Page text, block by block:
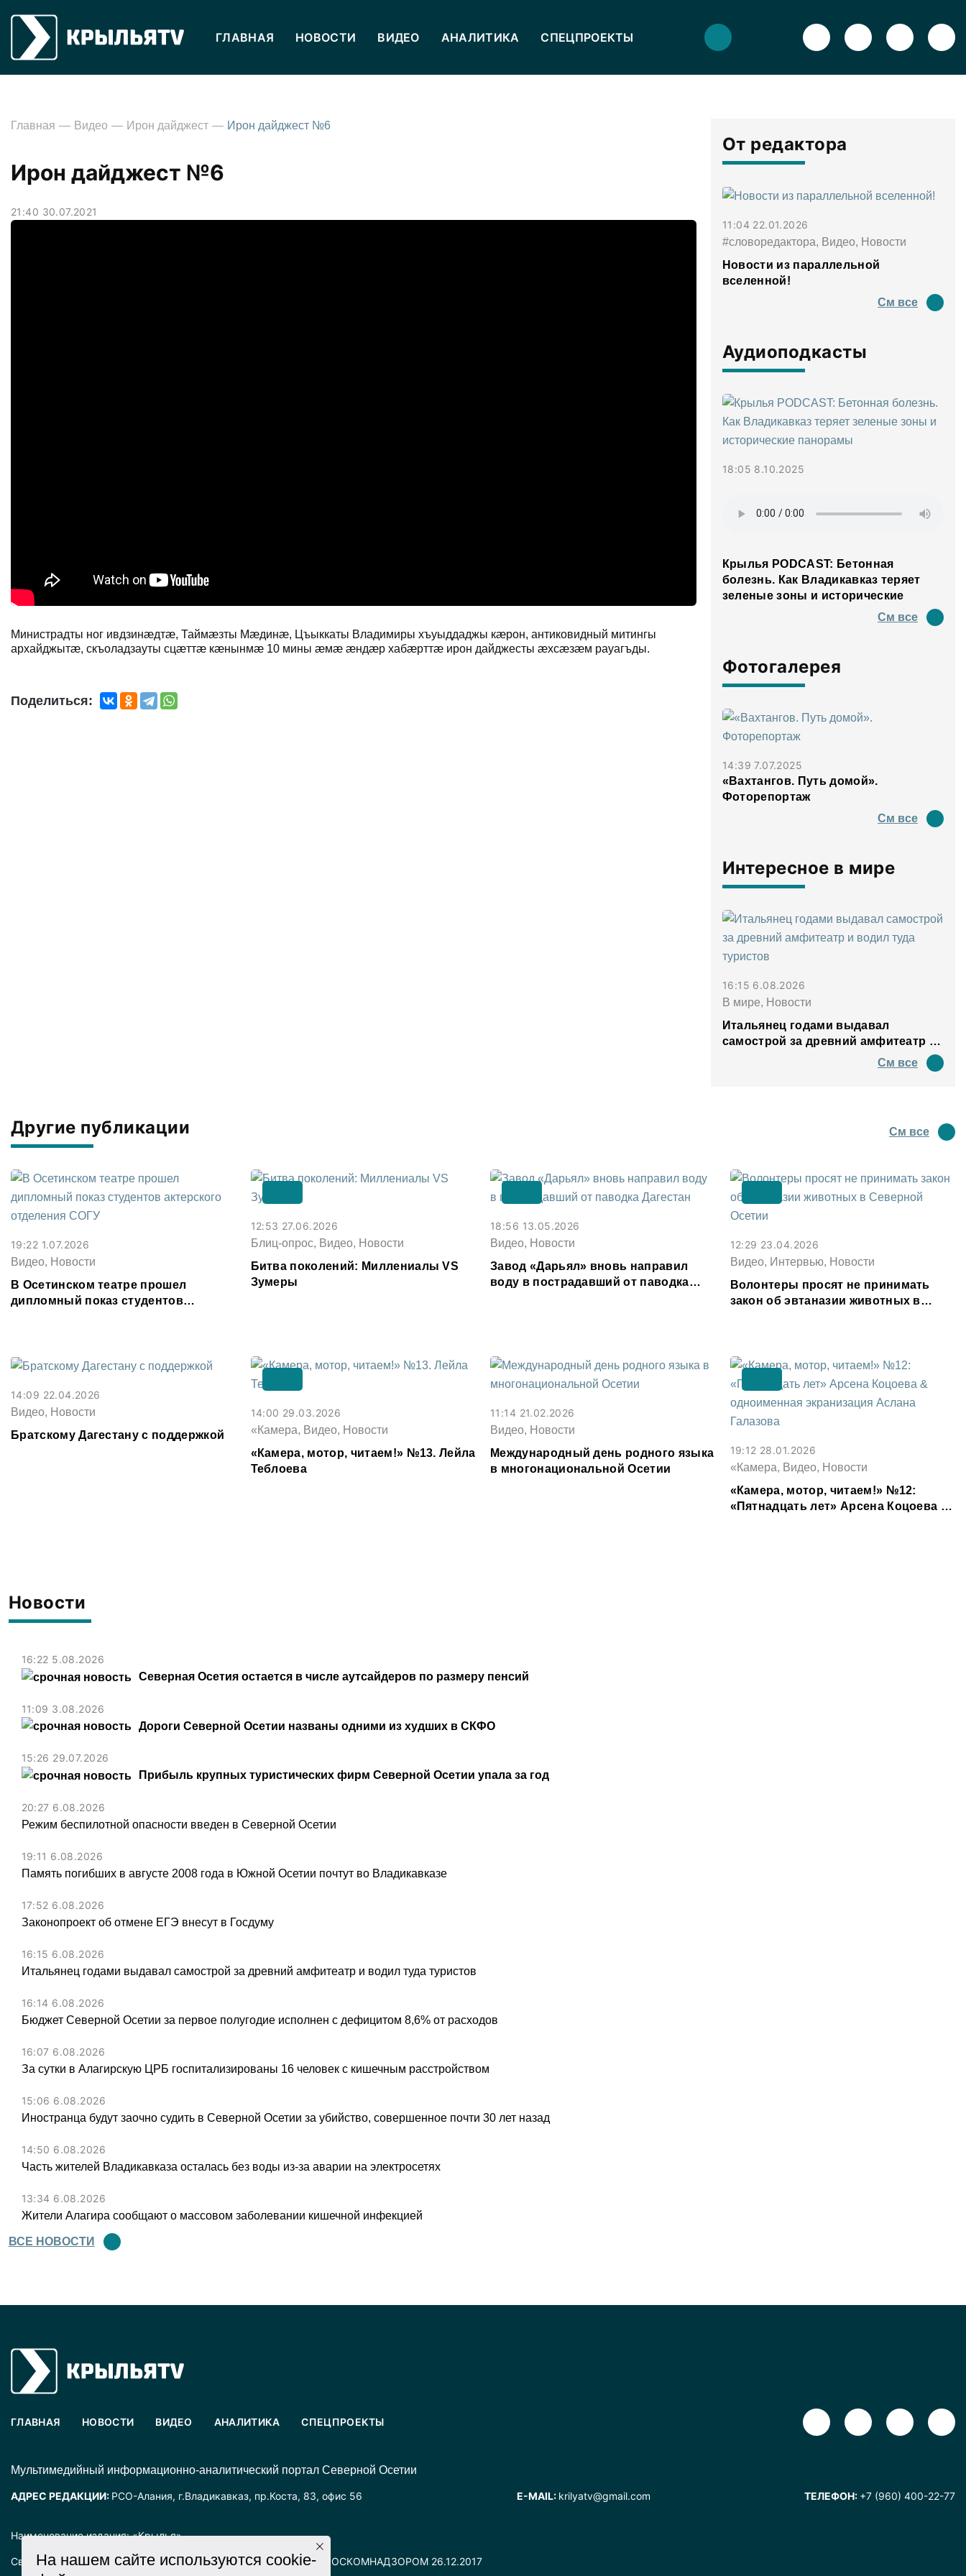
ГЛАВНАЯ НОВОСТИ ВИДЕО АНАЛИТИКА СПЕЦПРОЕКТЫ
Новости
16:22 5.08.2026
Северная Осетия остается в числе аутсайдеров по размеру пенсий
11:09 3.08.2026
Дороги Северной Осетии названы одними из худших в СКФО
15:26 29.07.2026
Прибыль крупных туристических фирм Северной Осетии упала за год
20:27 6.08.2026
Режим беспилотной опасности введен в Северной Осетии
19:11 6.08.2026
Память погибших в августе 2008 года в Южной Осетии почтут во Владикавказе
17:52 6.08.2026
Законопроект об отмене ЕГЭ внесут в Госдуму
16:15 6.08.2026
Итальянец годами выдавал самострой за древний амфитеатр и водил туда туристов
16:14 6.08.2026
Бюджет Северной Осетии за первое полугодие исполнен с дефицитом 8,6% от расходов
16:07 6.08.2026
За сутки в Алагирскую ЦРБ госпитализированы 16 человек с кишечным расстройством
15:06 6.08.2026
Иностранца будут заочно судить в Северной Осетии за убийство, совершенное почти 30 лет назад
14:50 6.08.2026
Часть жителей Владикавказа осталась без воды из-за аварии на электросетях
13:34 6.08.2026
Жители Алагира сообщают о массовом заболевании кишечной инфекцией
ВСЕ НОВОСТИ
Главная Видео Ирон дайджест Ирон дайджест №6
Ирон дайджест №6
21:40 30.07.2021
Министрадты ног ивдзинæдтæ, Таймæзты Мæдинæ, Цъыккаты Владимиры хъуыддаджы кæрон, антиковидный митингы
архайджытæ, скъоладзауты сцæттæ кæнынмæ 10 мины æмæ æндæр хабæрттæ ирон дайджесты æхсæзæм рауагъды.
Поделиться:
От редактора
11:04 22.01.2026
#словоредактора, Видео, Новости
Новости из параллельной
вселенной!
См все
Аудиоподкасты
18:05 8.10.2025
Крылья PODCAST: Бетонная
болезнь. Как Владикавказ теряет
зеленые зоны и исторические
См все
Фотогалерея
14:39 7.07.2025
«Вахтангов. Путь домой».
Фоторепортаж
См все
Интересное в мире
16:15 6.08.2026
В мире, Новости
Итальянец годами выдавал
самострой за древний амфитеатр и
См все
Другие публикации См все
19:22 1.07.2026
Видео, Новости
В Осетинском театре прошел
дипломный показ студентов
12:53 27.06.2026
Блиц-опрос, Видео, Новости
Битва поколений: Миллениалы VS
Зумеры
18:56 13.05.2026
Видео, Новости
Завод «Дарьял» вновь направил
воду в пострадавший от паводка
12:29 23.04.2026
Видео, Интервью, Новости
Волонтеры просят не принимать
закон об эвтаназии животных в
14:09 22.04.2026
Видео, Новости
Братскому Дагестану с поддержкой
14:00 29.03.2026
«Камера, Видео, Новости
«Камера, мотор, читаем!» №13. Лейла
Теблоева
11:14 21.02.2026
Видео, Новости
Международный день родного языка
в многонациональной Осетии
19:12 28.01.2026
«Камера, Видео, Новости
«Камера, мотор, читаем!» №12:
«Пятнадцать лет» Арсена Коцоева &
Наименование издания: «Крылья».
Свидетельство о регистрации СМИ ЭЛ № ФС77-72025 выдано РОСКОМНАДЗОРОМ 26.12.2017
ГЛАВНАЯ НОВОСТИ ВИДЕО АНАЛИТИКА СПЕЦПРОЕКТЫ
Mультимедийный информационно-аналитический портал Северной Осетии
АДРЕС РЕДАКЦИИ: РСО-Алания, г.Владикавказ, пр.Коста, 83, офис 56 E-MAIL: krilyatv@gmail.com ТЕЛЕФОН: +7 (960) 400-22-77
На нашем сайте используются cookie-